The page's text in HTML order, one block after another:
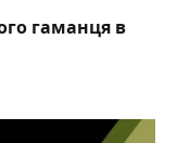
гаманця в